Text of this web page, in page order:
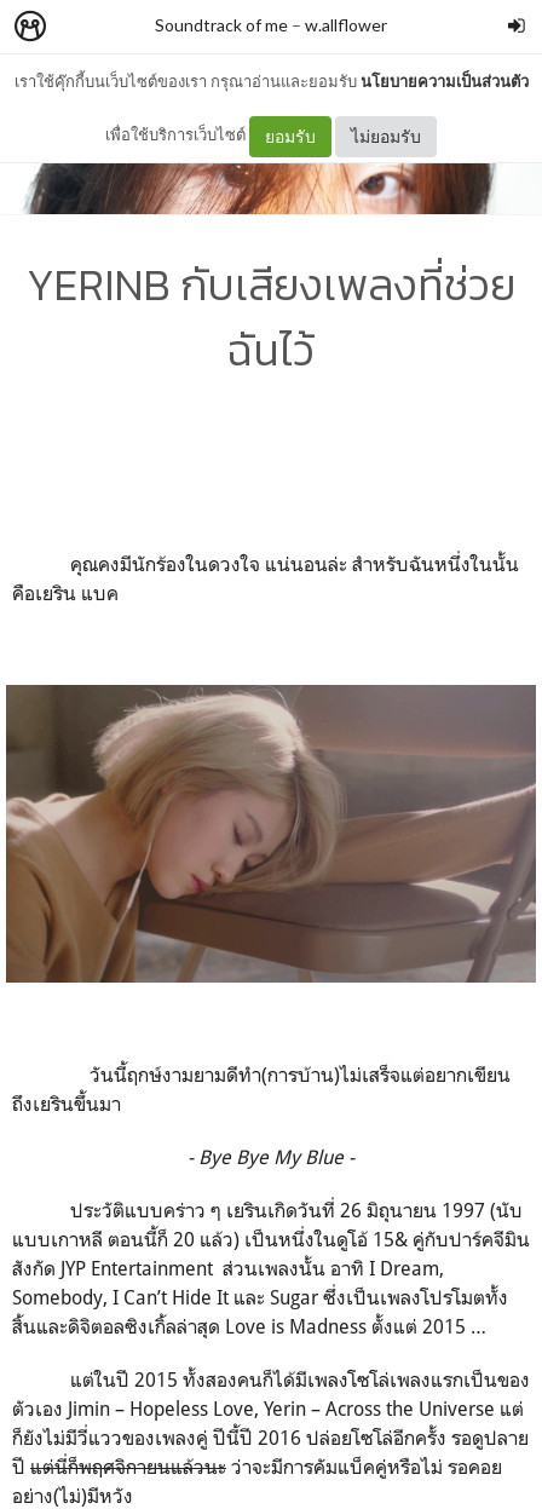
เราใช้คุ๊กกี้บนเว็บไซต์ของเรา กรุณาอ่านและยอมรับนโยบายความเป็นส่วนตัว
เพื่อใช้บริการเว็บไซต์ ยอมรับ ไม่ยอมรับ
Soundtrack of me – w.allflower
YERINB กับเสียงเพลงที่ช่วย
ฉันไว้
คุณคงมีนักร้องในดวงใจ แน่นอนล่ะ สำหรับฉันหนึ่งในนั้น
คือเยริน แบค
วันนี้ฤกษ์งามยามดีทำ(การบ้าน)ไม่เสร็จแต่อยากเขียน
ถึงเยรินขึ้นมา
- Bye Bye My Blue -
ประวัติแบบคร่าว ๆ เยรินเกิดวันที่ 26 มิถุนายน 1997 (นับ
แบบเกาหลี ตอนนี้ก็ 20 แล้ว) เป็นหนึ่งในดูโอ้ 15& คู่กับปาร์คจีมิน
สังกัด JYP Entertainment ส่วนเพลงนั้น อาทิ I Dream,
Somebody, I Can’t Hide It และ Sugar ซึ่งเป็นเพลงโปรโมตทั้ง
สิ้นและดิจิตอลซิงเกิ้ลล่าสุด Love is Madness ตั้งแต่ 2015 …
แต่ในปี 2015 ทั้งสองคนก็ได้มีเพลงโซโล่เพลงแรกเป็นของ
ตัวเอง Jimin – Hopeless Love, Yerin – Across the Universe แต่
ก็ยังไม่มีวี่แววของเพลงคู่ ปีนี้ปี 2016 ปล่อยโซโล่อีกครั้ง รอดูปลาย
ปี แต่นี่ก็พฤศจิกายนแล้วนะ ว่าจะมีการคัมแบ็คคู่หรือไม่ รอคอย
อย่าง(ไม่)มีหวัง